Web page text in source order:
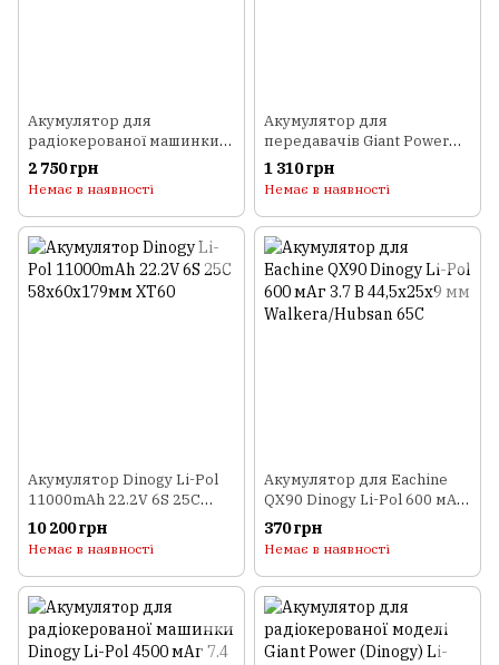
Акумулятор для
радіокерованої машинки
Dinogy Li-Pol 7200 мАг 7.4 В
Hardcase 138x46x25 мм T-
2 750 грн
Немає в наявності
Акумулятор для
передавачів Giant Power
(Dinogy) Li-Pol 2600 мАг
11.1 В 97x31x25 мм
1 310 грн
Немає в наявності
Акумулятор Dinogy Li-Pol
11000mAh 22.2V 6S 25C
58x60x179мм XT60
10 200 грн
Немає в наявності
Акумулятор для Eachine
QX90 Dinogy Li-Pol 600 мАг
3.7 В 44,5x25x9 мм
Walkera/Hubsan 65C
370 грн
Немає в наявності